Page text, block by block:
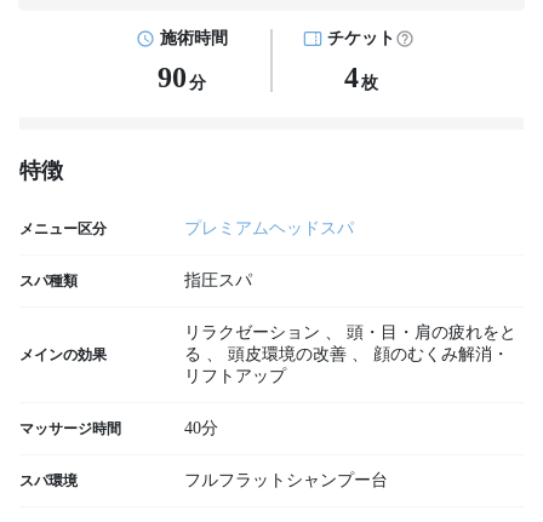
施術時間
90 分
チケット
4枚
特徴
メニュー区分 プレミアムヘッドスパ
スパ種類 指圧スパ
メインの効果
リラクゼーション 、
頭・目・肩の疲れをと
る 、 頭皮環境の改善 、
顔のむくみ解消・
リフトアップ
マッサージ時間 40分
スパ環境 フルフラットシャンプー台